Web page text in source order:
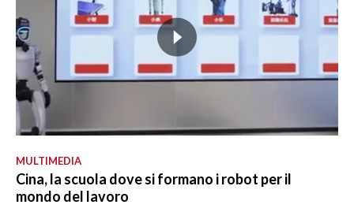
MULTIMEDIA
Cina, la scuola dove si formano i robot per il
mondo del lavoro